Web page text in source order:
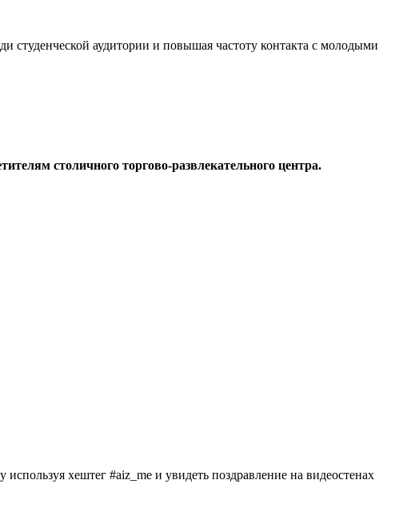
студенческой аудитории и повышая частоту контакта с молодыми
столичного торгово-развлекательного центра.
хештег ‪#‎aiz_me и увидеть поздравление на видеостенах